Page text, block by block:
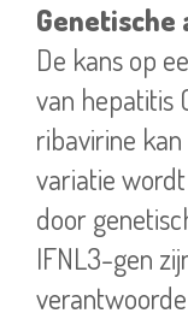
Genetische
De kans op
van hepatitis
ribavirine
variatie
door
IFNL3-gen